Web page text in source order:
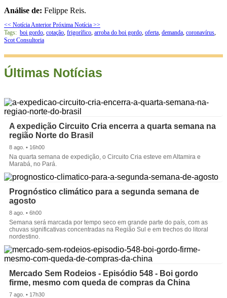
Análise de: Felippe Reis.
<< Notícia Anterior Próxima Notícia >>
Tags: boi gordo, cotação, frigorífico, arroba do boi gordo, oferta, demanda, coronavírus,
Scot Consultoria
Últimas Notícias
A expedição Circuito Cria encerra a quarta semana na
região Norte do Brasil
8 ago. • 16h00
Na quarta semana de expedição, o Circuito Cria esteve em Altamira e
Marabá, no Pará.
Prognóstico climático para a segunda semana de
agosto
8 ago. • 6h00
Semana será marcada por tempo seco em grande parte do país, com as
chuvas significativas concentradas na Região Sul e em trechos do litoral
nordestino.
Mercado Sem Rodeios - Episódio 548 - Boi gordo
firme, mesmo com queda de compras da China
7 ago. • 17h30